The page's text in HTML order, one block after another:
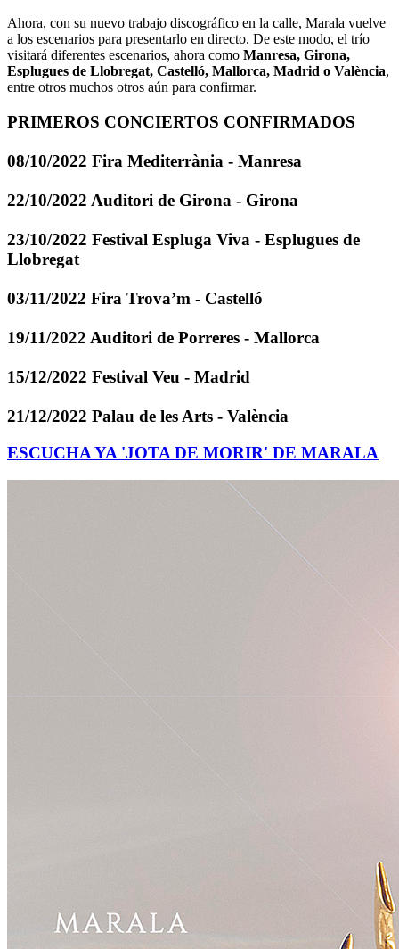
Ahora, con su nuevo trabajo discográfico en la calle, Marala vuelve
a los escenarios para presentarlo en directo. De este modo, el trío
visitará diferentes escenarios, ahora como Manresa, Girona,
Esplugues de Llobregat, Castelló, Mallorca, Madrid o València,
entre otros muchos otros aún para confirmar.
PRIMEROS CONCIERTOS CONFIRMADOS
08/10/2022 Fira Mediterrània - Manresa
22/10/2022 Auditori de Girona - Girona
23/10/2022 Festival Espluga Viva - Esplugues de
Llobregat
03/11/2022 Fira Trova’m - Castelló
19/11/2022 Auditori de Porreres - Mallorca
15/12/2022 Festival Veu - Madrid
21/12/2022 Palau de les Arts - València
ESCUCHA YA 'JOTA DE MORIR' DE MARALA